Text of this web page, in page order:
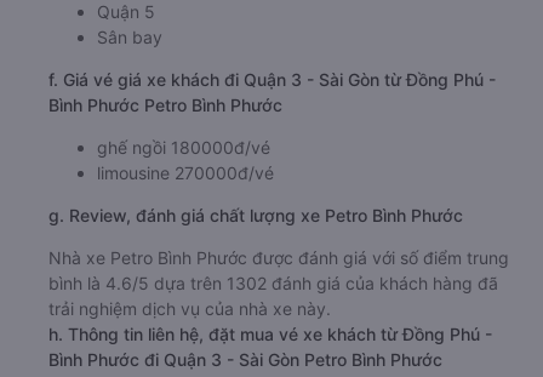
Quận 5
Sân bay
f. Giá vé giá xe khách đi Quận 3 - Sài Gòn từ Đồng Phú -
Bình Phước Petro Bình Phước
ghế ngồi 180000đ/vé
limousine 270000đ/vé
g. Review, đánh giá chất lượng xe Petro Bình Phước
Nhà xe Petro Bình Phước được đánh giá với số điểm trung
bình là 4.6/5 dựa trên 1302 đánh giá của khách hàng đã
trải nghiệm dịch vụ của nhà xe này.
h. Thông tin liên hệ, đặt mua vé xe khách từ Đồng Phú -
Bình Phước đi Quận 3 - Sài Gòn Petro Bình Phước